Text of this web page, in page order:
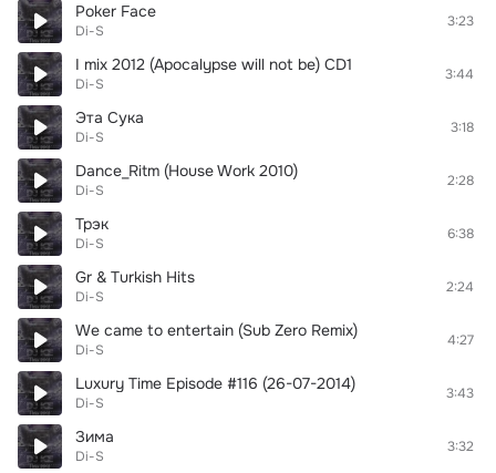
Poker Face
Di-S
3:23
I mix 2012 (Apocalypse will not be) CD1
Di-S
3:44
Эта Сука
Di-S
3:18
Dance_Ritm (House Work 2010)
Di-S
2:28
Трэк
Di-S
6:38
Gr & Turkish Hits
Di-S
2:24
We came to entertain (Sub Zero Remix)
Di-S
4:27
Luxury Time Episode #116 (26-07-2014)
Di-S
3:43
Зима
Di-S
3:32